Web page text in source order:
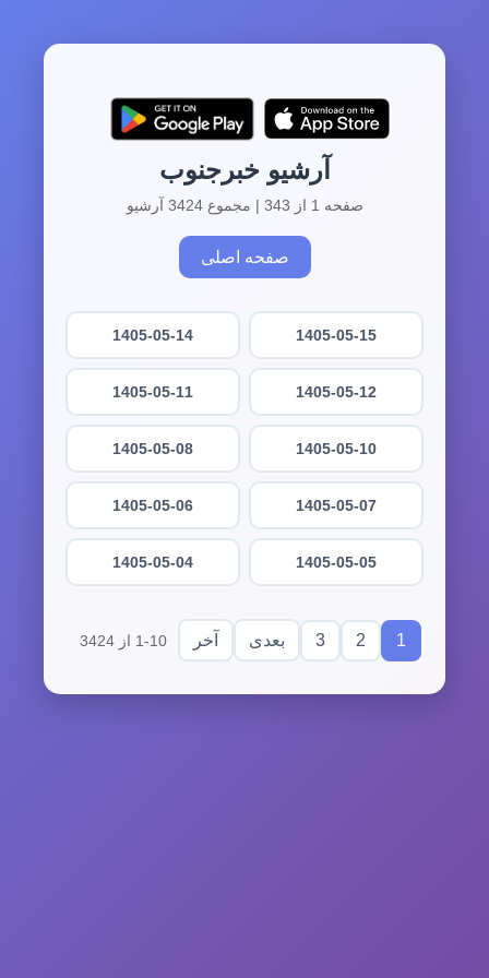
آرشیو خبرجنوب
صفحه 1 از 343 | مجموع 3424 آرشیو
صفحه اصلی
1405-05-15
1405-05-14
1405-05-12
1405-05-11
1405-05-10
1405-05-08
1405-05-07
1405-05-06
1405-05-05
1405-05-04
1
2
3 بعدی آخر 1-10 از 3424